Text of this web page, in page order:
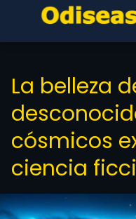
La belleza
cósmicos
ciencia